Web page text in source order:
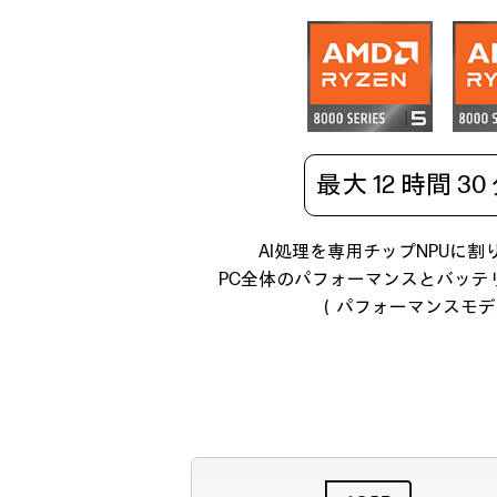
最大 12 時間 30
AI処理を専用チップNPUに割
PC全体のパフォーマンスとバッ
（パフォーマンスモ